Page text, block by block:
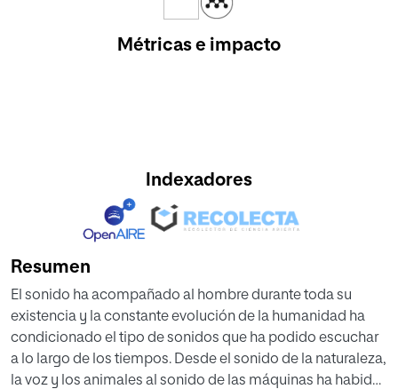
Métricas e impacto
Indexadores
Resumen
El sonido ha acompañado al hombre durante toda su
existencia y la constante evolución de la humanidad ha
condicionado el tipo de sonidos que ha podido escuchar
a lo largo de los tiempos. Desde el sonido de la naturaleza,
la voz y los animales al sonido de las máquinas ha habido